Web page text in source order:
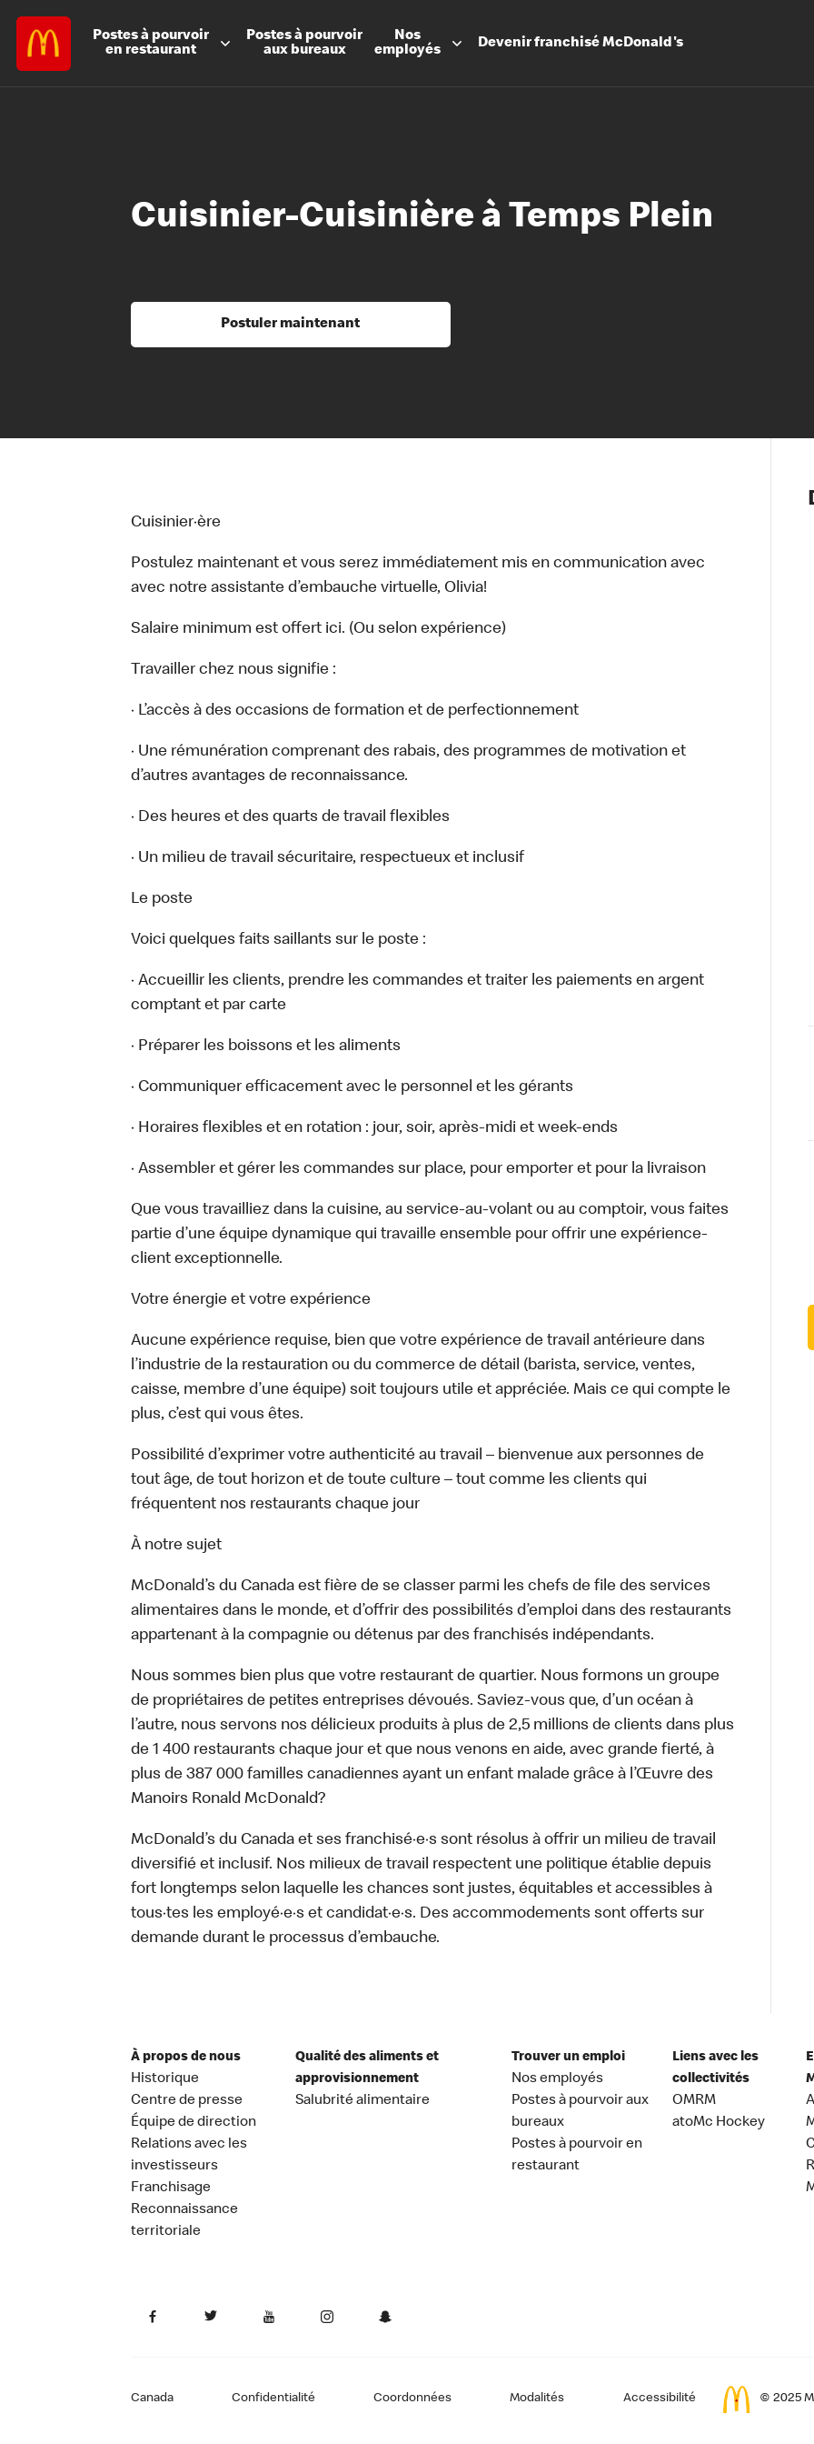
Postes à pourvoir
en restaurant
Postes à pourvoir
aux bureaux
Nos
employés
DevenirfranchiséMcDonald's
Les
Notre
Nos
Santé et
Cuisinier-Cuisinière à Temps Plein
Postuler maintenant
Cuisinier·ère
Postulez maintenant et vous serez immédiatement mis en communication avec
avec notre assistante d’embauche virtuelle, Olivia!
Salaire minimum est offert ici. (Ou selon expérience)
Travailler chez nous signifie :
· L’accès à des occasions de formation et de perfectionnement
· Une rémunération comprenant des rabais, des programmes de motivation et
d’autres avantages de reconnaissance.
· Des heures et des quarts de travail flexibles
· Un milieu de travail sécuritaire, respectueux et inclusif
Le poste
Voici quelques faits saillants sur le poste :
· Accueillir les clients, prendre les commandes et traiter les paiements en argent
comptant et par carte
· Préparer les boissons et les aliments
· Communiquer efficacement avec le personnel et les gérants
· Horaires flexibles et en rotation : jour, soir, après-midi et week-ends
· Assembler et gérer les commandes sur place, pour emporter et pour la livraison
Que vous travailliez dans la cuisine, au service-au-volant ou au comptoir, vous faites
partie d’une équipe dynamique qui travaille ensemble pour offrir une expérience-
client exceptionnelle.
Votre énergie et votre expérience
Aucune expérience requise, bien que votre expérience de travail antérieure dans
l’industrie de la restauration ou du commerce de détail (barista, service, ventes,
caisse, membre d’une équipe) soit toujours utile et appréciée. Mais ce qui compte le
plus, c’est qui vous êtes.
Possibilité d’exprimer votre authenticité au travail – bienvenue aux personnes de
tout âge, de tout horizon et de toute culture – tout comme les clients qui
fréquentent nos restaurants chaque jour
À notre sujet
McDonald’s du Canada est fière de se classer parmi les chefs de file des services
alimentaires dans le monde, et d’offrir des possibilités d’emploi dans des restaurants
appartenant à la compagnie ou détenus par des franchisés indépendants.
Nous sommes bien plus que votre restaurant de quartier. Nous formons un groupe
de propriétaires de petites entreprises dévoués. Saviez-vous que, d’un océan à
l’autre, nous servons nos délicieux produits à plus de 2,5 millions de clients dans plus
de 1 400 restaurants chaque jour et que nous venons en aide, avec grande fierté, à
plus de 387 000 familles canadiennes ayant un enfant malade grâce à l’Œuvre des
Manoirs Ronald McDonald?
McDonald’s du Canada et ses franchisé·e·s sont résolus à offrir un milieu de travail
diversifié et inclusif. Nos milieux de travail respectent une politique établie depuis
fort longtemps selon laquelle les chances sont justes, équitables et accessibles à
tous·tes les employé·e·s et candidat·e·s. Des accommodements sont offerts sur
demande durant le processus d’embauche.
À propos de nous
Historique
Centre de presse
Équipe de direction
Relations avec les
investisseurs
Franchisage
Reconnaissance
territoriale
Qualité des aliments et
approvisionnement
Salubrité alimentaire
Trouver un emploi
Nos employés
Postes à pourvoir aux
bureaux
Postes à pourvoir en
restaurant
Liens avec les
collectivités
OMRM
atoMc Hockey
Canada Confidentialité Coordonnées Modalités Accessibilité © 2025